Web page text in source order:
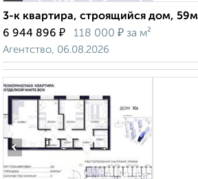
3-к квартира, строящийся дом,
6 944 896 ₽ 118 000 ₽ за м²
Агентство, 06.08.2026
‹